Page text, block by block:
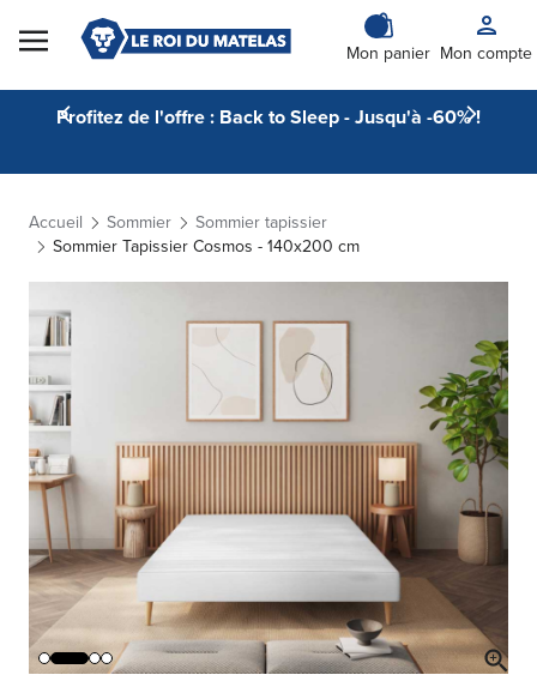
Skip to Content
Mon panier Mon compte
Profitez de l'offre : Back to Sleep - Jusqu'à -60% !
Accueil Sommier
Sommier tapissier
Sommier Tapissier Cosmos - 140x200 cm